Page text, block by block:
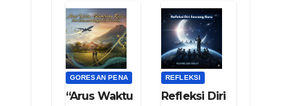
GORESAN PENA
“Arus Waktu
REFLEKSI
Refleksi Diri